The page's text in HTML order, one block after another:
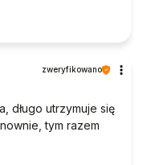
zweryfikowano
długo utrzymuje się
tym razem